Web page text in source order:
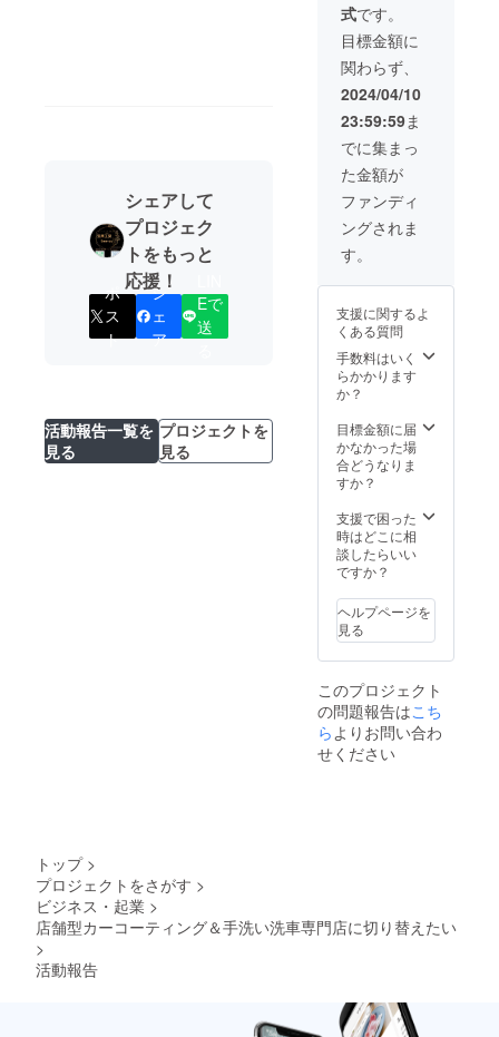
シェアして
プロジェク
トをもっと
応援！
ポ
ス
ト
シ
ェ
ア
Eで
送
活動報告一覧を
見る
プロジェクトを
見る
式です。
目標金額に
関わらず、
2024/04/10
23:59:59ま
でに集まっ
た金額が
ファンディ
ングされま
す。
支援に関するよ
くある質問
手数料はいく
らかかります
か？
目標金額に届
かなかった場
合どうなりま
すか？
支援で困った
時はどこに相
談したらいい
ですか？
ヘルプページを
見る
このプロジェクト
の問題報告はこち
らよりお問い合わ
せください
トップ >
プロジェクトをさがす >
ビジネス・起業 >
店舗型カーコーティング＆手洗い洗車専門店に切り替えたい
>
活動報告